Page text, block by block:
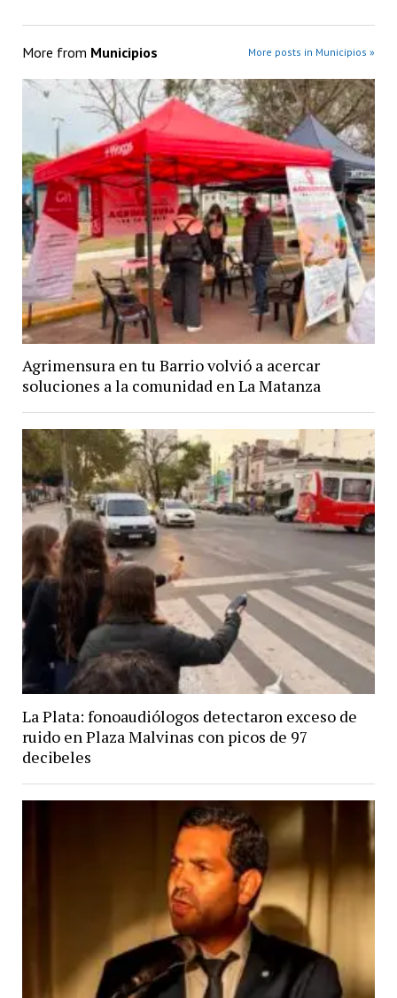
More from Municipios More posts in Municipios »
Agrimensura en tu Barrio volvió a acercar
soluciones a la comunidad en La Matanza
La Plata: fonoaudiólogos detectaron exceso de
ruido en Plaza Malvinas con picos de 97
decibeles